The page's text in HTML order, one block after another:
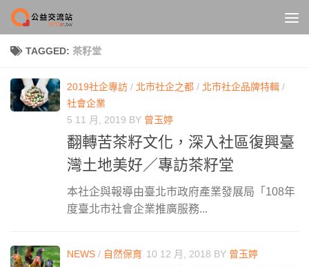
Skip to content
TAGGED: 茶籽堂
2019社企專訪 / 北市社企之都 / 北市社企品牌特輯 /
社會企業
5 11 月, 2019 BY 曾玉婷
翻轉苦茶籽文化，深入社區復興臺
灣土地美好／專訪茶籽堂
本社企與報導由臺北市政府產業發展局「108年
度臺北市社會企業推廣服務...
NEWS / 自然保育 10 12 月, 2018 BY 曾玉婷